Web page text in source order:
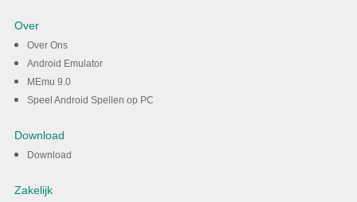
Over
Over Ons
Android Emulator
MEmu 9.0
Speel Android Spellen op PC
Download
Download
Zakelijk